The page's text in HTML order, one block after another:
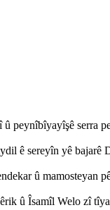
serra
ê sereyîn yê
û mamosteyan
û Îsamîl Welo zî